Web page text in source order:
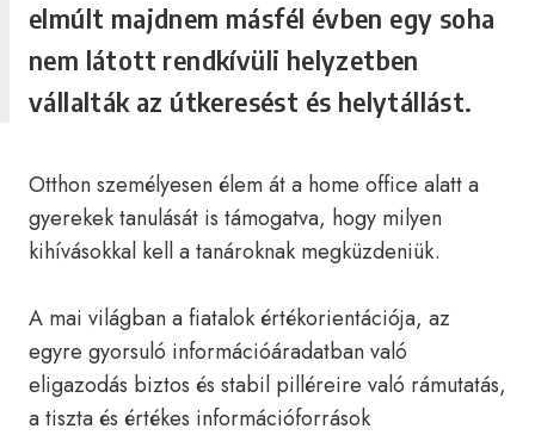
elmúlt majdnem másfél évben egy soha
nem látott rendkívüli helyzetben
vállalták az útkeresést és helytállást.
Otthon személyesen élem át a home office alatt a
gyerekek tanulását is támogatva, hogy milyen
kihívásokkal kell a tanároknak megküzdeniük.
A mai világban a fiatalok értékorientációja, az
egyre gyorsuló információáradatban való
eligazodás biztos és stabil pilléreire való rámutatás,
a tiszta és értékes információforrások